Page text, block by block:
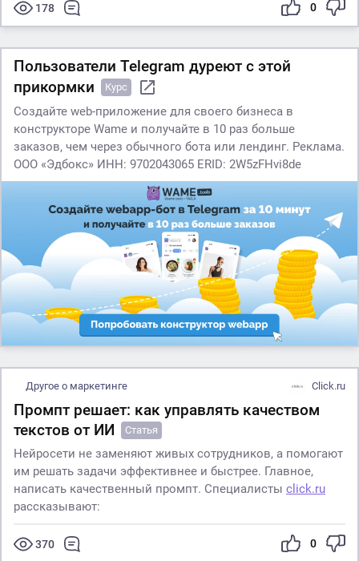
178 0
Пользователи Telegram дуреют с этой
прикормки
Курс
Создайте web-приложение для своего бизнеса в
конструкторе Wame и получайте в 10 раз больше
заказов, чем через обычного бота или лендинг. Реклама.
ООО «Эдбокс» ИНН: 9702043065 ERID: 2W5zFHvi8de
Другое о маркетинге Click.ru
Промпт решает: как управлять качеством
текстов от ИИ
Статья
Нейросети не заменяют живых сотрудников, а помогают
им решать задачи эффективнее и быстрее. Главное,
написать качественный промпт. Специалисты click.ru
рассказывают:
370 0